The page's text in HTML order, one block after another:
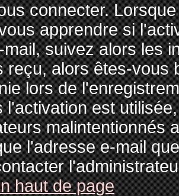
connecter.
apprendre si
suivez alors les
reçu, alors êtes-vous
lors de
l'activation est
malintentionnés
l'adresse e-mail
haut de page